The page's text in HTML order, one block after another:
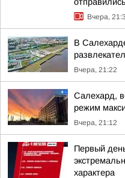
Вчера,
В
Вчера, 21:22
Салехард,
режим
Вчера, 21:12
Первый
характера